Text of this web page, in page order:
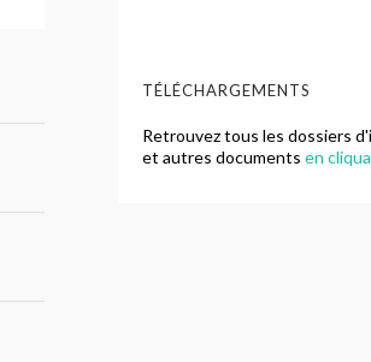
TÉLÉCHARGEMENTS
Retrouvez tous les dossiers
et autres documents en